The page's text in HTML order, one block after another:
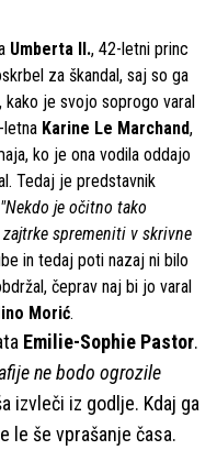
Umberta II., 42-letni princ
za škandal, saj so ga
je svojo soprogo varal
Karine Le Marchand,
ko je ona vodila oddajo
Tedaj je predstavnik
"Nekdo je očitno tako
spremeniti v skrivne
in tedaj poti nazaj ni bilo
čeprav naj bi jo varal
Morić.
Emilie-Sophie Pastor.
ne bodo ogrozile
izvleči iz godlje. Kdaj ga
le še vprašanje časa.